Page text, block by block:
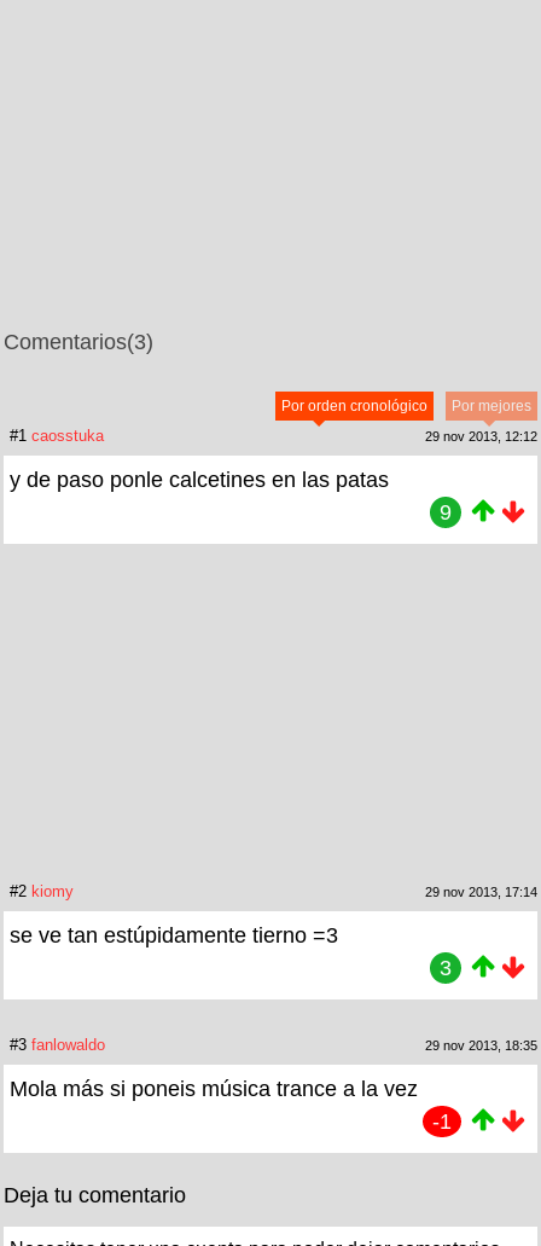
Comentarios(3)
Por mejores
Por orden cronológico
#1 caosstuka 29 nov 2013, 12:12
y de paso ponle calcetines en las patas
9
#2 kiomy 29 nov 2013, 17:14
se ve tan estúpidamente tierno =3
3
#3 fanlowaldo 29 nov 2013, 18:35
Mola más si poneis música trance a la vez
-1
Deja tu comentario